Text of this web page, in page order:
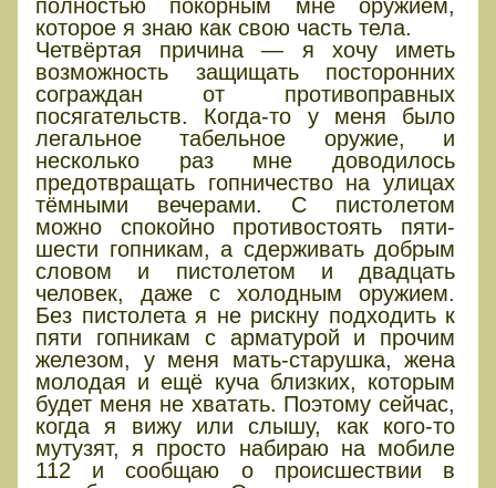
полностью покорным мне оружием,
которое я знаю как свою часть тела.
Четвёртая причина — я хочу иметь
возможность защищать посторонних
сограждан от противоправных
посягательств. Когда-то у меня было
легальное табельное оружие, и
несколько раз мне доводилось
предотвращать гопничество на улицах
тёмными вечерами. С пистолетом
можно спокойно противостоять пяти-
шести гопникам, а сдерживать добрым
словом и пистолетом и двадцать
человек, даже с холодным оружием.
Без пистолета я не рискну подходить к
пяти гопникам с арматурой и прочим
железом, у меня мать-старушка, жена
молодая и ещё куча близких, которым
будет меня не хватать. Поэтому сейчас,
когда я вижу или слышу, как кого-то
мутузят, я просто набираю на мобиле
112 и сообщаю о происшествии в